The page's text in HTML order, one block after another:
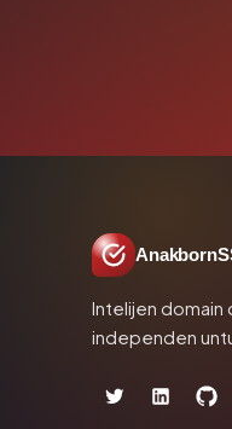
Intelijen domain
independen